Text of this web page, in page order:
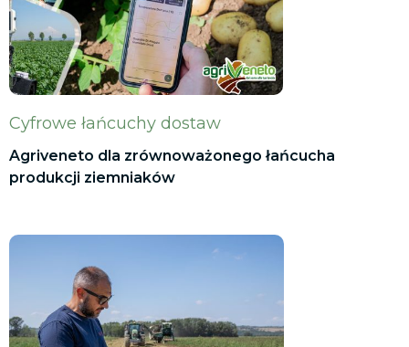
Cyfrowe łańcuchy dostaw
Agriveneto dla zrównoważonego łańcucha
produkcji ziemniaków